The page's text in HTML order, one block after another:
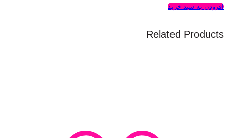
افزودن به سبد خرید
Related Products